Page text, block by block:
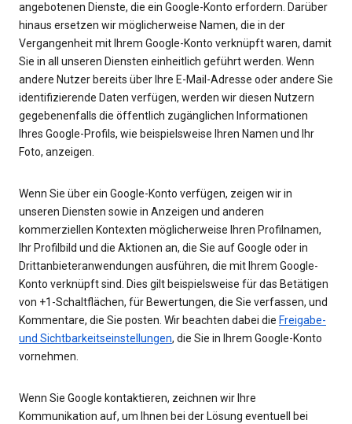
angebotenen Dienste, die ein Google-Konto erfordern. Darüber
hinaus ersetzen wir möglicherweise Namen, die in der
Vergangenheit mit Ihrem Google-Konto verknüpft waren, damit
Sie in all unseren Diensten einheitlich geführt werden. Wenn
andere Nutzer bereits über Ihre E-Mail-Adresse oder andere Sie
identifizierende Daten verfügen, werden wir diesen Nutzern
gegebenenfalls die öffentlich zugänglichen Informationen
Ihres Google-Profils, wie beispielsweise Ihren Namen und Ihr
Foto, anzeigen.
Wenn Sie über ein Google-Konto verfügen, zeigen wir in
unseren Diensten sowie in Anzeigen und anderen
kommerziellen Kontexten möglicherweise Ihren Profilnamen,
Ihr Profilbild und die Aktionen an, die Sie auf Google oder in
Drittanbieteranwendungen ausführen, die mit Ihrem Google-
Konto verknüpft sind. Dies gilt beispielsweise für das Betätigen
von +1-Schaltflächen, für Bewertungen, die Sie verfassen, und
Kommentare, die Sie posten. Wir beachten dabei die Freigabe-
und Sichtbarkeitseinstellungen, die Sie in Ihrem Google-Konto
vornehmen.
Wenn Sie Google kontaktieren, zeichnen wir Ihre
Kommunikation auf, um Ihnen bei der Lösung eventuell bei